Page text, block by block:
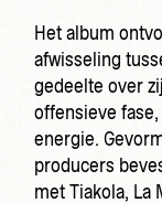
Het album
afwisseling
gedeelte over
offensieve
energie.
producers
met Tiakola, La